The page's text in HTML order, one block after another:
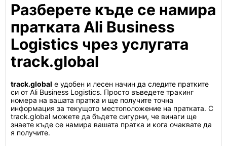
Разберете къде се намира
пратката Ali Business
Logistics чрез услугата
track.global
track.global е удобен и лесен начин да следите пратките
си от Ali Business Logistics. Просто въведете тракинг
номера на вашата пратка и ще получите точна
информация за текущото местоположение на пратката. С
track.global можете да бъдете сигурни, че винаги ще
знаете къде се намира вашата пратка и кога очаквате да
я получите.